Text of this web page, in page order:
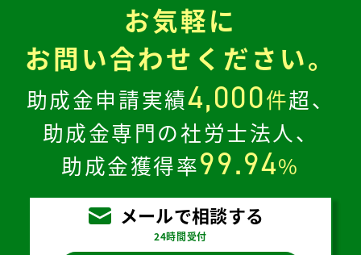
お気軽に
お問い合わせください。
助成金申請実績4,000件超、
助成金専門の社労士法人、
助成金獲得率99.94%
メールで相談する
24時間受付